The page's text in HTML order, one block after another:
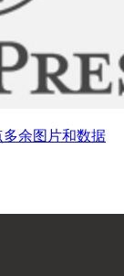
多余图片和数据